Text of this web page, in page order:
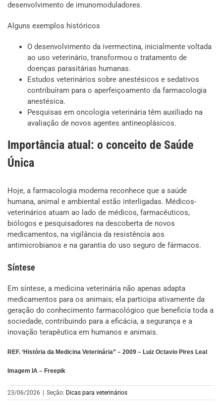
desenvolvimento de imunomoduladores.
Alguns exemplos históricos
O desenvolvimento da ivermectina, inicialmente voltada
ao uso veterinário, transformou o tratamento de
doenças parasitárias humanas.
Estudos veterinários sobre anestésicos e sedativos
contribuíram para o aperfeiçoamento da farmacologia
anestésica.
Pesquisas em oncologia veterinária têm auxiliado na
avaliação de novos agentes antineoplásicos.
Importância atual: o conceito de Saúde
Única
Hoje, a farmacologia moderna reconhece que a saúde
humana, animal e ambiental estão interligadas. Médicos-
veterinários atuam ao lado de médicos, farmacêuticos,
biólogos e pesquisadores na descoberta de novos
medicamentos, na vigilância da resistência aos
antimicrobianos e na garantia do uso seguro de fármacos.
Síntese
Em síntese, a medicina veterinária não apenas adapta
medicamentos para os animais; ela participa ativamente da
geração do conhecimento farmacológico que beneficia toda a
sociedade, contribuindo para a eficácia, a segurança e a
inovação terapêutica em humanos e animais.
REF. ‘História da Medicina Veterinária” – 2009 – Luiz Octavio Pires Leal
Imagem IA – Freepik
23/06/2026 | Seção: Dicas para veterinários